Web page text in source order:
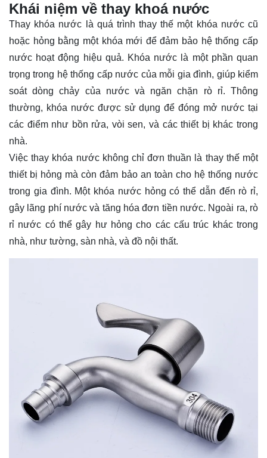
Khái niệm về thay khoá nước
Thay khóa nước là quá trình thay thế một khóa nước cũ
hoặc hỏng bằng một khóa mới để đảm bảo hệ thống cấp
nước hoạt động hiệu quả. Khóa nước là một phần quan
trọng trong hệ thống cấp nước của mỗi gia đình, giúp kiểm
soát dòng chảy của nước và ngăn chặn rò rỉ. Thông
thường, khóa nước được sử dụng để đóng mở nước tại
các điểm như bồn rửa, vòi sen, và các thiết bị khác trong
nhà.
Việc thay khóa nước không chỉ đơn thuần là thay thế một
thiết bị hỏng mà còn đảm bảo an toàn cho hệ thống nước
trong gia đình. Một khóa nước hỏng có thể dẫn đến rò rỉ,
gây lãng phí nước và tăng hóa đơn tiền nước. Ngoài ra, rò
rỉ nước có thể gây hư hỏng cho các cấu trúc khác trong
nhà, như tường, sàn nhà, và đồ nội thất.